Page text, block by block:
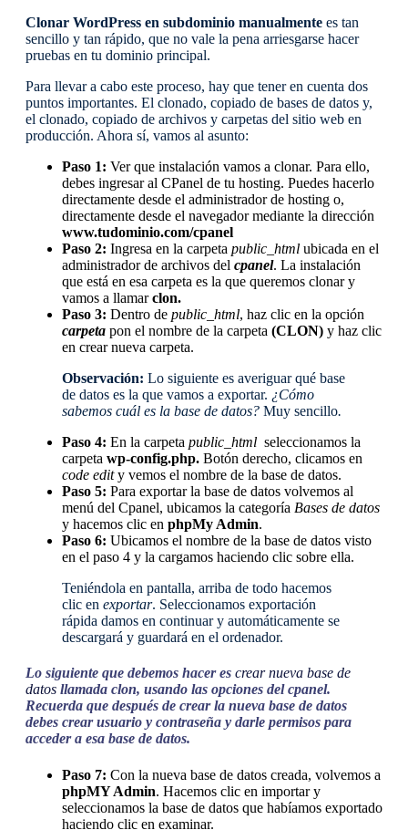
Clonar WordPress en subdominio manualmente es tan
sencillo y tan rápido, que no vale la pena arriesgarse hacer
pruebas en tu dominio principal.
Para llevar a cabo este proceso, hay que tener en cuenta dos
puntos importantes. El clonado, copiado de bases de datos y,
el clonado, copiado de archivos y carpetas del sitio web en
producción. Ahora sí, vamos al asunto:
Paso 1: Ver que instalación vamos a clonar. Para ello,
debes ingresar al CPanel de tu hosting. Puedes hacerlo
directamente desde el administrador de hosting o,
directamente desde el navegador mediante la dirección
www.tudominio.com/cpanel
Paso 2: Ingresa en la carpeta public_html ubicada en el
administrador de archivos del cpanel. La instalación
que está en esa carpeta es la que queremos clonar y
vamos a llamarclon.
Paso 3: Dentro de public_html, haz clic en la opción
carpeta pon el nombre de la carpeta (CLON) y haz clic
en crear nueva carpeta.
Observación: Lo siguiente es averiguar qué base
de datos es la que vamos a exportar. ¿Cómo
sabemos cuál es la base de datos? Muy sencillo.
Paso 4: En la carpeta public_html seleccionamos la
carpeta wp-config.php. Botón derecho, clicamos en
code edity vemos el nombre de la base de datos.
Paso 5: Para exportar la base de datos volvemos al
menú del Cpanel, ubicamos la categoría Bases de datos
y hacemos clic en phpMy Admin.
Paso 6: Ubicamos el nombre de la base de datos visto
en el paso 4 y la cargamos haciendo clic sobre ella.
Teniéndola en pantalla, arriba de todo hacemos
clic en exportar. Seleccionamos exportación
rápida damos en continuar y automáticamente se
descargará y guardará en el ordenador.
Lo siguiente que debemos hacer es crear nueva base de
datos llamada clon, usando las opciones delcpanel.
Recuerda que después de crear la nueva base de datos
debes crear usuario y contraseña y darle permisos para
acceder a esa base de datos.
Paso 7: Con la nueva base de datos creada, volvemos a
phpMY Admin. Hacemos clic en importar y
seleccionamos la base de datos que habíamos exportado
haciendo clic en examinar.